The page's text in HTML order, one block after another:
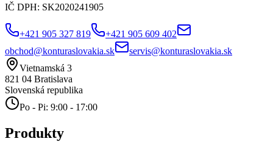
IČ DPH: SK2020241905
+421 905 327 819
+421 905 609 402
obchod@konturaslovakia.sk
servis@konturaslovakia.sk
Vietnamská 3
821 04 Bratislava
Slovenská republika
Po - Pi: 9:00 - 17:00
Produkty